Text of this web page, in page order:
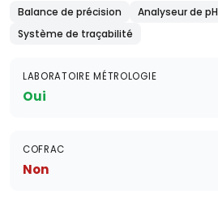
Balance de précision
Analyseur de pH
Système de traçabilité
LABORATOIRE MÉTROLOGIE
Oui
COFRAC
Non